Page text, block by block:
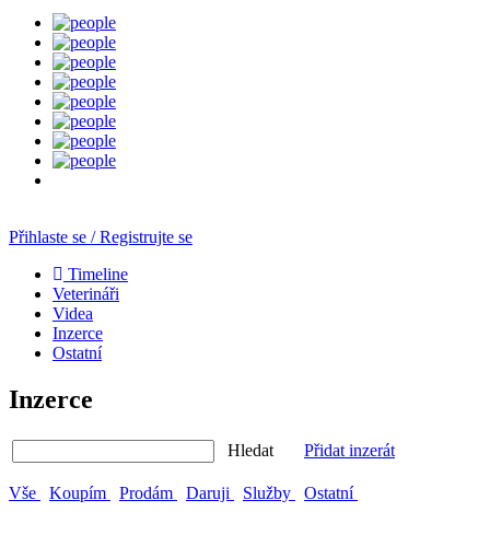
Přihlaste se / Registrujte se
Timeline
Veterináři
Videa
Inzerce
Ostatní
Inzerce
Hledat Přidat inzerát
Vše Koupím Prodám Daruji Služby Ostatní